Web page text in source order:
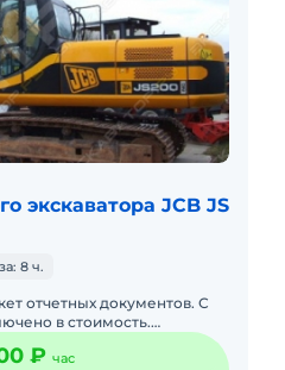
экскаватора JCB JS
8 ч.
отчетных документов. С
в стоимость.
аренда. Техника
₽ час